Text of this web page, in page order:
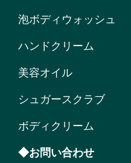
泡ボディウォッシュ
ハンドクリーム
美容オイル
シュガースクラブ
ボディクリーム
◆お問い合わせ